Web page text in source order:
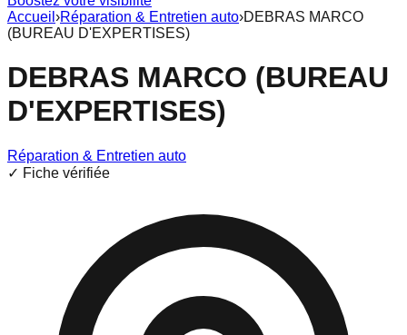
Accueil ›Réparation & Entretien auto›DEBRAS MARCO
(BUREAU D'EXPERTISES)
DEBRAS MARCO (BUREAU
D'EXPERTISES)
Réparation & Entretien auto
✓ Fiche vérifiée